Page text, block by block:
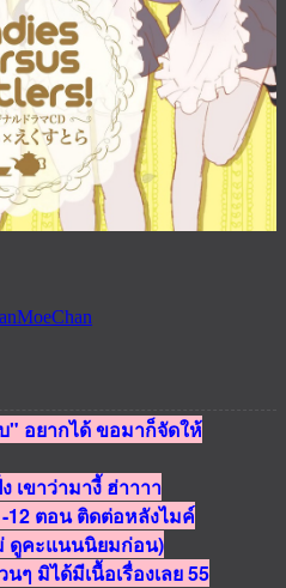
" อยากได้ ขอมาก็จัดให้
เขาว่ามางี้ ฮ่าาาา
12 ตอน ติดต่อหลังไมค์
ดูคะแนนนิยมก่อน)
ๆ มิได้มีเนื้อเรื่องเลย 55